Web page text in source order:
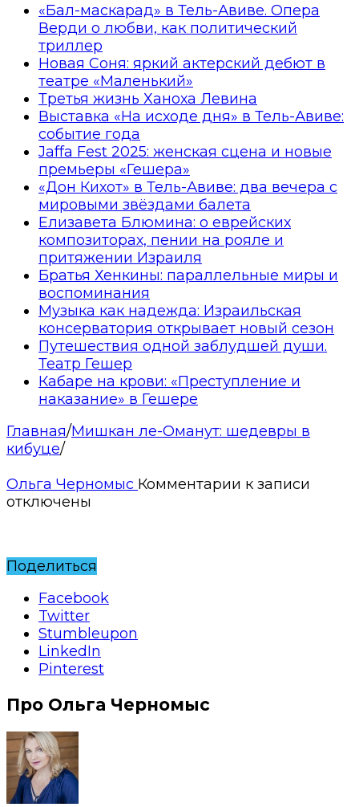
«Бал-маскарад» в Тель-Авиве. Опера
Верди о любви, как политический
триллер
Новая Соня: яркий актерский дебют в
театре «Маленький»
Третья жизнь Ханоха Левина
Выставка «На исходе дня» в Тель-Авиве:
событие года
Jaffa Fest 2025: женская сцена и новые
премьеры «Гешера»
«Дон Кихот» в Тель-Авиве: два вечера с
мировыми звёздами балета
Елизавета Блюмина: о еврейских
композиторах, пении на рояле и
притяжении Израиля
Братья Хенкины: параллельные миры и
воспоминания
Музыка как надежда: Израильская
консерватория открывает новый сезон
Путешествия одной заблудшей души.
Театр Гешер
Кабаре на крови: «Преступление и
наказание» в Гешере
Главная/Мишкан ле-Оманут: шедевры в
кибуце/
Ольга Черномыс Комментарии к записи
отключены
Поделиться
Facebook
Twitter
Stumbleupon
LinkedIn
Pinterest
Про Ольга Черномыс